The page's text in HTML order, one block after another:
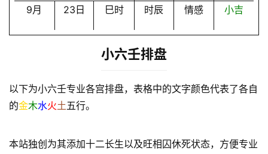
9月 23日 巳时 时辰 情感 小吉
小六壬排盘
以下为小六壬专业各宫排盘，表格中的文字颜色代表了各自
的金木水火土五行。
本站独创为其添加十二长生以及旺相囚休死状态，方便专业